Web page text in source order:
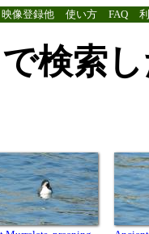
映像登録他 使い方 FAQ
検索